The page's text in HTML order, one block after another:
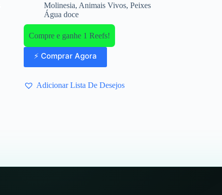
Molinesia, Animais Vivos, Peixes
Água doce
Compre e ganhe 1 Reefs!
⚡ Comprar Agora
Adicionar Lista De Desejos